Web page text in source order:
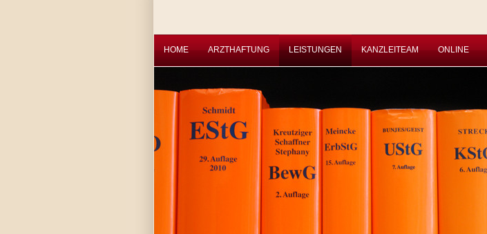
HOME ARZTHAFTUNG LEISTUNGEN KANZLEITEAM ONLINE